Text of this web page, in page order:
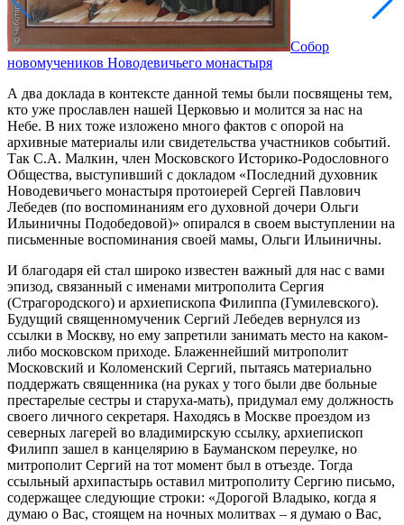
Собор
новомучеников Новодевичьего монастыря
А два доклада в контексте данной темы были посвящены тем,
кто уже прославлен нашей Церковью и молится за нас на
Небе. В них тоже изложено много фактов с опорой на
архивные материалы или свидетельства участников событий.
Так С.А. Малкин, член Московского Историко-Родословного
Общества, выступивший с докладом «Последний духовник
Новодевичьего монастыря протоиерей Сергей Павлович
Лебедев (по воспоминаниям его духовной дочери Ольги
Ильиничны Подобедовой)» опирался в своем выступлении на
письменные воспоминания своей мамы, Ольги Ильиничны.
И благодаря ей стал широко известен важный для нас с вами
эпизод, связанный с именами митрополита Сергия
(Страгородского) и архиепископа Филиппа (Гумилевского).
Будущий священномученик Сергий Лебедев вернулся из
ссылки в Москву, но ему запретили занимать место на каком-
либо московском приходе. Блаженнейший митрополит
Московский и Коломенский Сергий, пытаясь материально
поддержать священника (на руках у того были две больные
престарелые сестры и старуха-мать), придумал ему должность
своего личного секретаря. Находясь в Москве проездом из
северных лагерей во владимирскую ссылку, архиепископ
Филипп зашел в канцелярию в Бауманском переулке, но
митрополит Сергий на тот момент был в отъезде. Тогда
ссыльный архипастырь оставил митрополиту Сергию письмо,
содержащее следующие строки: «Дорогой Владыко, когда я
думаю о Вас, стоящем на ночных молитвах – я думаю о Вас,